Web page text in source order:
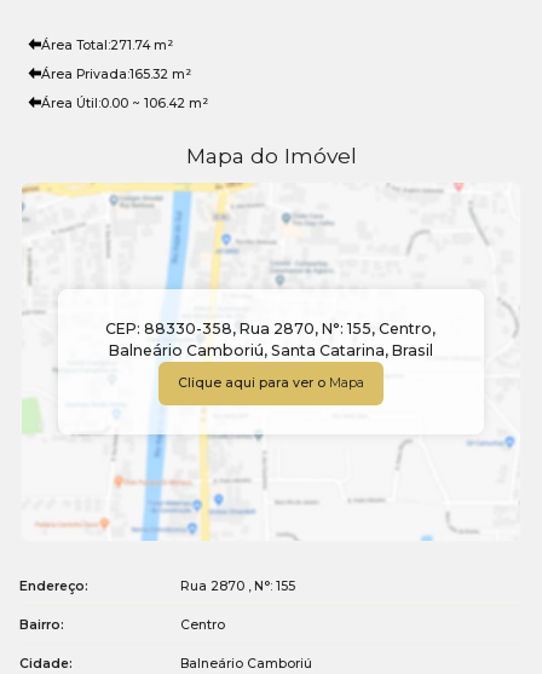
Área Total:271.74m²
Área Privada:165.32 m²
Área Útil:0.00 ~ 106.42 m²
Mapa do Imóvel
CEP: 88330-358,Rua 2870,N°: 155,Centro,
Balneário Camboriú, Santa Catarina, Brasil
Clique aqui para ver o Mapa
Endereço: Rua 2870 , N°: 155
Bairro: Centro
Cidade: Balneário Camboriú